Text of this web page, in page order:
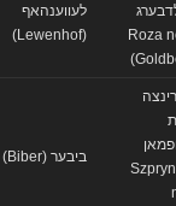
לעווענהאף
ביבער (Biber)